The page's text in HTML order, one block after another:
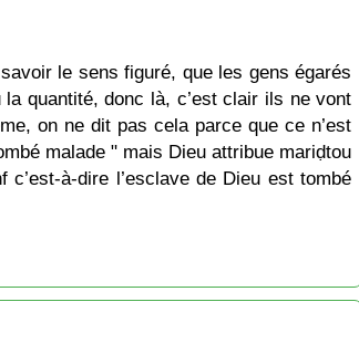
le sens figuré, que les gens égarés
quantité, donc là, c’est clair ils ne vont
on ne dit pas cela parce que ce n’est
malade " mais Dieu attribue mariḍtou
à-dire l’esclave de Dieu est tombé